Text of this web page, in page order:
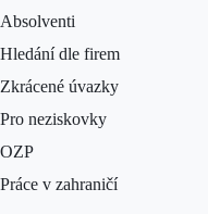
Absolventi
Hledání dle firem
Zkrácené úvazky
Pro neziskovky
OZP
Práce v zahraničí